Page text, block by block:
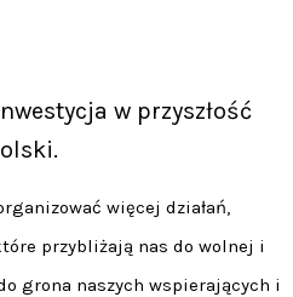
w przyszłość
więcej działań,
przybliżają nas do wolnej i
grona naszych wspierających i